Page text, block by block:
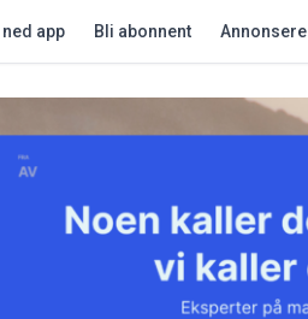
ned app Bli abonnent Annonsere